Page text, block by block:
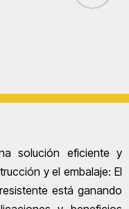
solución eficiente y
y el embalaje: El
está ganando